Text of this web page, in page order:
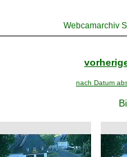
Webcamarchiv
nach Datum